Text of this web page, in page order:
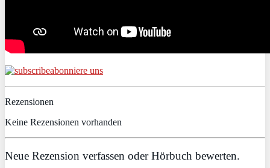
abonniere uns
Rezensionen
Keine Rezensionen vorhanden
Neue Rezension verfassen oder Hörbuch bewerten.